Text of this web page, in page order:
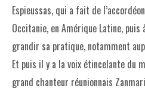
Espieussas, qui a fait de
Occitanie, en Amérique Latine, puis
grandir sa pratique, notamment
Et puis il y a la voix étincelante du
grand chanteur réunionnais